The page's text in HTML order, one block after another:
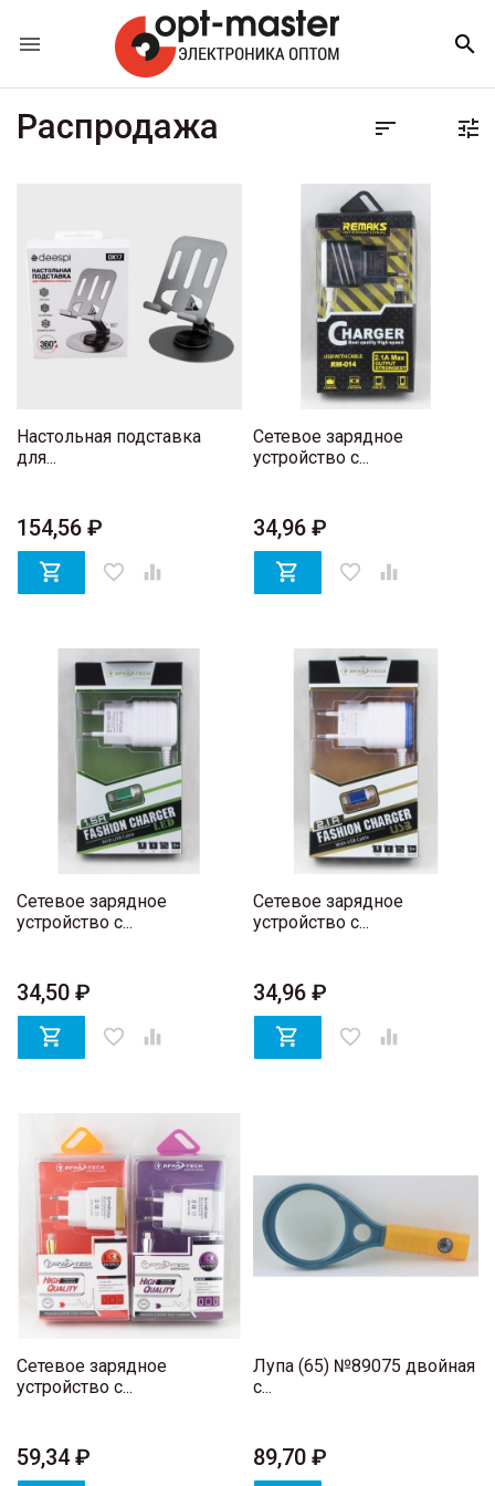
 
Распродажа  
Настольная подставка
для...
154,56 ₽
 favorite_border 
Сетевое зарядное
устройство с...
34,96 ₽
 favorite_border 
Сетевое зарядное
устройство с...
34,50 ₽
 favorite_border 
Сетевое зарядное
устройство с...
34,96 ₽
 favorite_border 
Сетевое зарядное
устройство с...
59,34 ₽
Лупа (65) №89075 двойная
с...
89,70 ₽